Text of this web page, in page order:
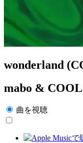
wonderland
mabo &
曲を視聴